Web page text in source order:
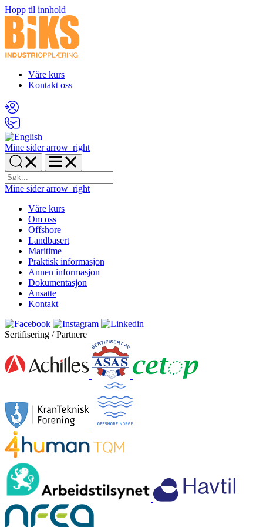
Hopp til innhold
Våre kurs
Kontakt oss
Mine sider arrow_right
Mine sider arrow_right
Våre kurs
Om oss
Offshore
Landbasert
Maritime
Praktisk informasjon
Annen informasjon
Dokumentasjon
Ansatte
Kontakt
Sertifisering / Partnere